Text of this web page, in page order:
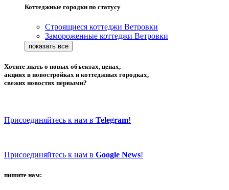
Коттеджные городки по статусу
Строящиеся коттеджи Ветровки
Замороженные коттеджи Ветровки
Хотите знать о новых объектах, ценах,
акциях в новостройках и коттеджных городках,
свежих новостях первыми?
Присоединяйтесь к нам в Telegram!
Присоединяйтесь к нам в Google News!
пишите нам: